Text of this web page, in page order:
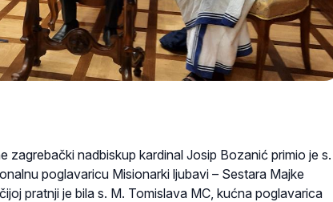
zagrebački nadbiskup kardinal Josip Bozanić primio je s.
poglavaricu Misionarki ljubavi – Sestara Majke
pratnji je bila s. M. Tomislava MC, kućna poglavarica